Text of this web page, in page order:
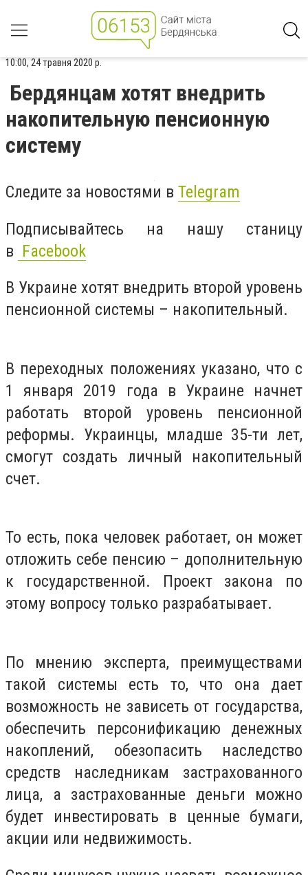
10:00, 24 травня 2020 р.
Бердянцам хотят внедрить
накопительную пенсионную
систему
Следите за новостями в Telegram
Подписывайтесь на нашу станицу
в Facebook
В Украине хотят внедрить второй уровень
пенсионной системы – накопительный.
В переходных положениях указано, что с
1 января 2019 года в Украине начнет
работать второй уровень пенсионной
реформы. Украинцы, младше 35-ти лет,
смогут создать личный накопительный
счет.
То есть, пока человек работает, он может
отложить себе пенсию – дополнительную
к государственной. Проект закона по
этому вопросу только разрабатывает.
По мнению эксперта, преимуществами
такой системы есть то, что она дает
возможность не зависеть от государства,
обеспечить персонификацию денежных
накоплений, обезопасить наследство
средств наследникам застрахованного
лица, а застрахованные деньги можно
будет инвестировать в ценные бумаги,
акции или недвижимость.